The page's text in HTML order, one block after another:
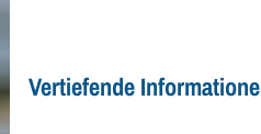
Vertiefende